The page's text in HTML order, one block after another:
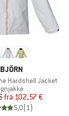
Hardshell Jacket
Pris
Nedsat pris
fra 102,57 €
5,0(1)